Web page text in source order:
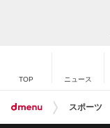
TOP ニュース
スポーツ